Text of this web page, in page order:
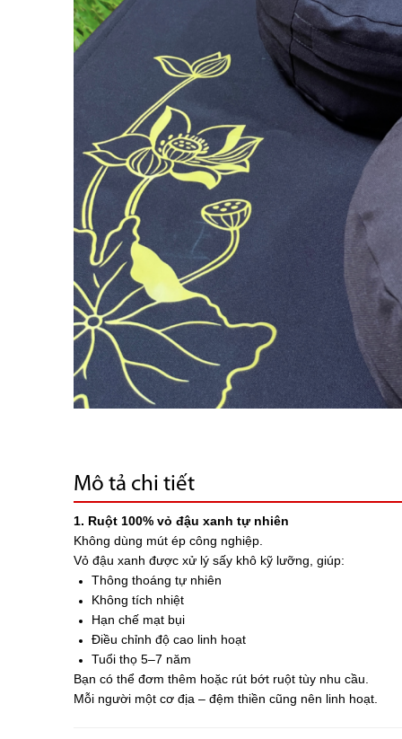
Mô tả chi tiết
1. Ruột 100% vỏ đậu xanh tự nhiên
Không dùng mút ép công nghiệp.
Vỏ đậu xanh được xử lý sấy khô kỹ lưỡng, giúp:
Thông thoáng tự nhiên
Không tích nhiệt
Hạn chế mạt bụi
Điều chỉnh độ cao linh hoạt
Tuổi thọ 5–7 năm
Bạn có thể đơm thêm hoặc rút bớt ruột tùy nhu cầu.
Mỗi người một cơ địa – đệm thiền cũng nên linh hoạt.